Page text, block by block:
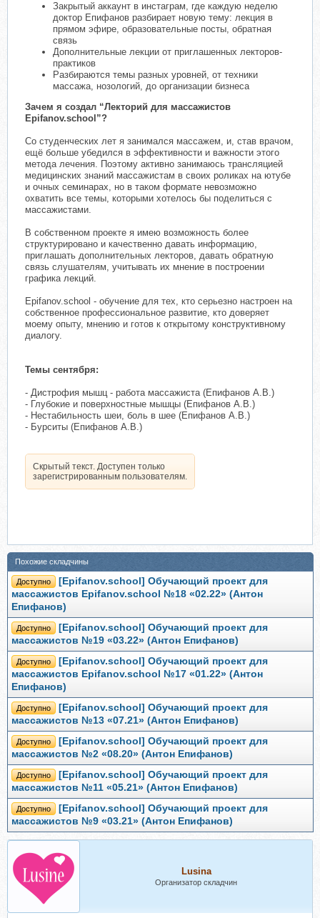
Закрытый аккаунт в инстаграм, где каждую неделю
доктор Епифанов разбирает новую тему: лекция в
прямом эфире, образовательные посты, обратная
связь
Дополнительные лекции от приглашенных лекторов-
практиков
Разбираются темы разных уровней, от техники
массажа, нозологий, до организации бизнеса
Зачем я создал “Лекторий для массажистов
Epifanov.school”?
Со студенческих лет я занимался массажем, и, став врачом,
ещё больше убедился в эффективности и важности этого
метода лечения. Поэтому активно занимаюсь трансляцией
медицинских знаний массажистам в своих роликах на ютубе
и очных семинарах, но в таком формате невозможно
охватить все темы, которыми хотелось бы поделиться с
массажистами.
В собственном проекте я имею возможность более
структурировано и качественно давать информацию,
приглашать дополнительных лекторов, давать обратную
связь слушателям, учитывать их мнение в построении
графика лекций.
Epifanov.school - обучение для тех, кто серьезно настроен на
собственное профессиональное развитие, кто доверяет
моему опыту, мнению и готов к открытому конструктивному
диалогу.
Темы сентября:
- Дистрофия мышц - работа массажиста (Епифанов А.В.)
- Глубокие и поверхностные мышцы (Епифанов А.В.)
- Нестабильность шеи, боль в шее (Епифанов А.В.)
- Бурситы (Епифанов А.В.)
Скрытый текст. Доступен только
зарегистрированным пользователям.
Похожие складчины
Доступно
[Epifanov.school] Обучающий проект для
массажистов Epifanov.school №18 «02.22» (Антон
Епифанов)
Доступно
[Epifanov.school] Обучающий проект для
массажистов №19 «03.22» (Антон Епифанов)
Доступно
[Epifanov.school] Обучающий проект для
массажистов Epifanov.school №17 «01.22» (Антон
Епифанов)
Доступно
[Epifanov.school] Обучающий проект для
массажистов №13 «07.21» (Антон Епифанов)
Доступно
[Epifanov.school] Обучающий проект для
массажистов №2 «08.20» (Антон Епифанов)
Доступно
[Epifanov.school] Обучающий проект для
массажистов №11 «05.21» (Антон Епифанов)
Доступно
[Epifanov.school] Обучающий проект для
массажистов №9 «03.21» (Антон Епифанов)
Lusina
Организатор складчин